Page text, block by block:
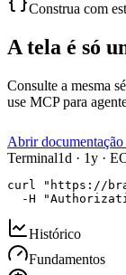
Construa com
A tela é só
Consulte a mesma
use MCP para
Abrir documentação
Terminal1d · 1y ·
curl "https://
-H
Histórico
Fundamentos